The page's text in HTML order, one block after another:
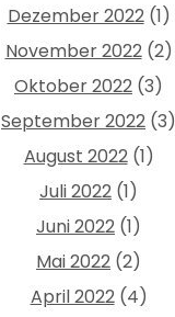
Dezember 2022(1)
November 2022(2)
Oktober 2022 (3)
September 2022 (3)
August 2022(1)
Juli 2022 (1)
Juni 2022 (1)
Mai 2022 (2)
April 2022(4)